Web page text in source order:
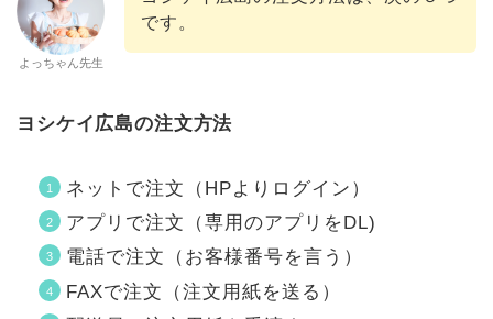
よっちゃん先生
です。
ヨシケイ広島の注文方法
ネットで注文（HPよりログイン）
アプリで注文（専用のアプリをDL)
電話で注文（お客様番号を言う）
FAXで注文（注文用紙を送る）